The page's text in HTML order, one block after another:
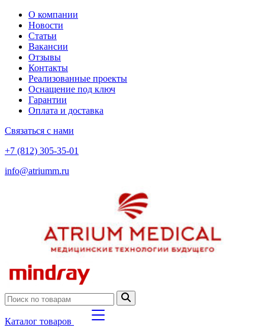
О компании
Новости
Статьи
Вакансии
Отзывы
Контакты
Реализованные проекты
Оснащение под ключ
Гарантии
Оплата и доставка
Связаться с нами
+7 (812) 305-35-01
info@atriumm.ru
Каталог товаров